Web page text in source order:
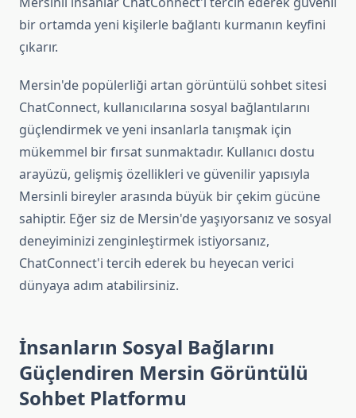
bir ortamda yeni kişilerle bağlantı kurmanın keyfini
çıkarır.
Mersin'de popülerliği artan görüntülü sohbet sitesi
ChatConnect, kullanıcılarına sosyal bağlantılarını
güçlendirmek ve yeni insanlarla tanışmak için
mükemmel bir fırsat sunmaktadır. Kullanıcı dostu
arayüzü, gelişmiş özellikleri ve güvenilir yapısıyla
Mersinli bireyler arasında büyük bir çekim gücüne
sahiptir. Eğer siz de Mersin'de yaşıyorsanız ve sosyal
deneyiminizi zenginleştirmek istiyorsanız,
ChatConnect'i tercih ederek bu heyecan verici
dünyaya adım atabilirsiniz.
İnsanların Sosyal Bağlarını
Güçlendiren Mersin Görüntülü
Sohbet Platformu